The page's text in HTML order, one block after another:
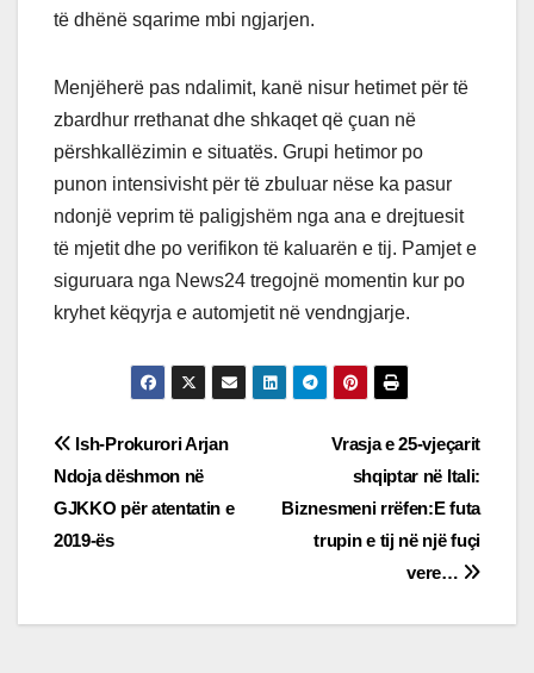
të dhënë sqarime mbi ngjarjen.
Menjëherë pas ndalimit, kanë nisur hetimet për të
zbardhur rrethanat dhe shkaqet që çuan në
përshkallëzimin e situatës. Grupi hetimor po
punon intensivisht për të zbuluar nëse ka pasur
ndonjë veprim të paligjshëm nga ana e drejtuesit
të mjetit dhe po verifikon të kaluarën e tij. Pamjet e
siguruara nga News24 tregojnë momentin kur po
kryhet këqyrja e automjetit në vendngjarje.
Post
navigation
Vrasja e 25-vjeçarit
shqiptar në Itali:
Biznesmeni rrëfen:E futa
trupin e tij në një fuçi
vere…
Ish-Prokurori Arjan
Ndoja dëshmon në
GJKKO për atentatin e
2019-ës